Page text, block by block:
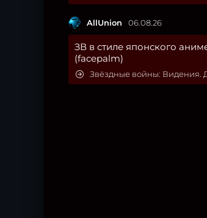
AllUnion 06.08.26
ЗВ в стиле японского
(facepalm)
Звёздные войны: Видения.